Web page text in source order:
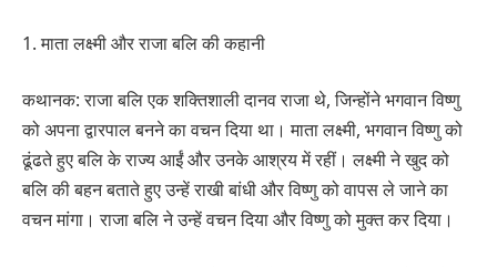
1. माता लक्ष्मी और राजा बलि की कहानी
कथानक: राजा बलि एक शक्तिशाली दानव राजा थे, जिन्होंने भगवान विष्णु
को अपना द्वारपाल बनने का वचन दिया था। माता लक्ष्मी, भगवान विष्णु को
ढूंढते हुए बलि के राज्य आईं और उनके आश्रय में रहीं। लक्ष्मी ने खुद को
बलि की बहन बताते हुए उन्हें राखी बांधी और विष्णु को वापस ले जाने का
वचन मांगा। राजा बलि ने उन्हें वचन दिया और विष्णु को मुक्त कर दिया।